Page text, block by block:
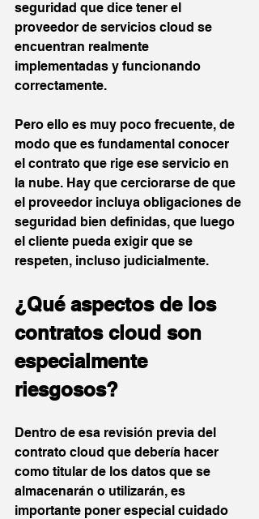
seguridad que dice tener el
proveedor de servicios cloud se
encuentran realmente
implementadas y funcionando
correctamente.
Pero ello es muy poco frecuente, de
modo que es fundamental conocer
el contrato que rige ese servicio en
la nube. Hay que cerciorarse de que
el proveedor incluya obligaciones de
seguridad bien definidas, que luego
el cliente pueda exigir que se
respeten, incluso judicialmente.
¿Qué aspectos de los
contratos cloud son
especialmente
riesgosos?
Dentro de esa revisión previa del
contrato cloud que debería hacer
como titular de los datos que se
almacenarán o utilizarán, es
importante poner especial cuidado